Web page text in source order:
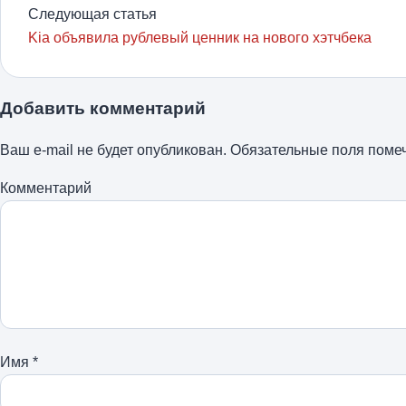
Следующая статья
Kia объявила рублевый ценник на нового хэтчбека
Добавить комментарий
Ваш e-mail не будет опубликован. Обязательные поля
Комментарий
Имя *